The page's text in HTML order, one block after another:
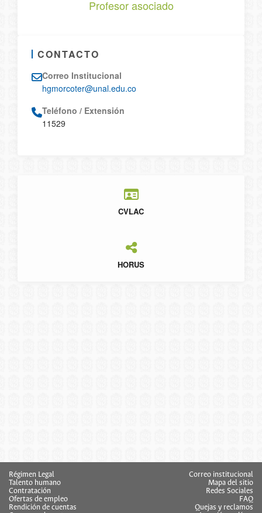
Profesor asociado
CONTACTO
Correo Institucional
hgmorcoter@unal.edu.co
Teléfono / Extensión
11529
CVLAC
HORUS
Régimen Legal
Talento humano
Contratación
Ofertas de empleo
Rendición de cuentas
Correo institucional
Mapa del sitio
Redes Sociales
FAQ
Quejas y reclamos